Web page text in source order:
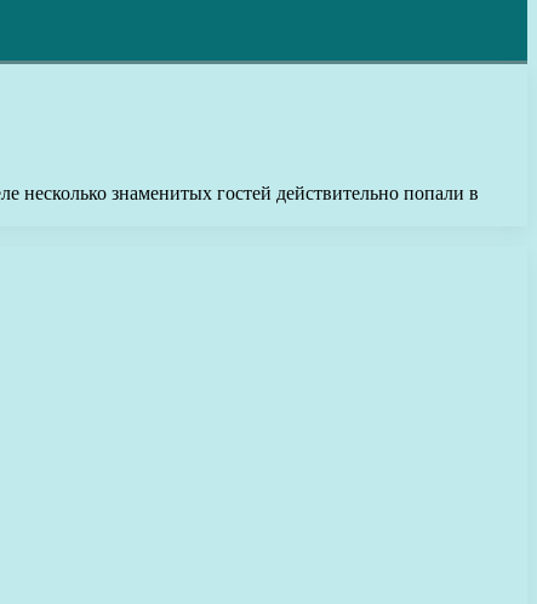
знаменитых гостей действительно попали в